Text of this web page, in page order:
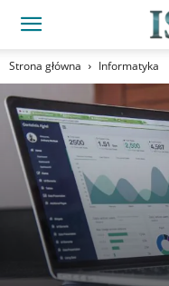
Strona główna Informatyka